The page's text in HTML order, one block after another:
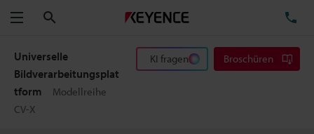
Menü
Universelle
Bildverarbeitungsplat
tform
Modellreihe
CV-X
KI fragen Broschüren